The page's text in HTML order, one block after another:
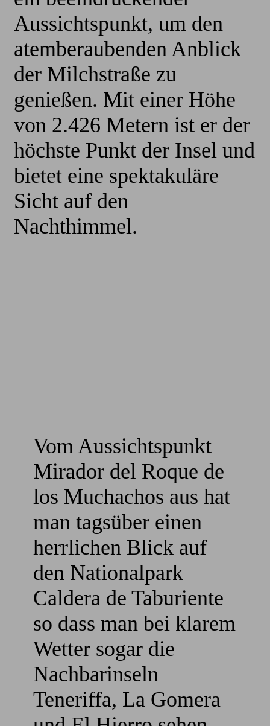
Aussichtspunkt, um den
atemberaubenden Anblick
der Milchstraße zu
genießen. Mit einer Höhe
von 2.426 Metern ist er der
höchste Punkt der Insel und
bietet eine spektakuläre
Sicht auf den
Nachthimmel.
Vom Aussichtspunkt
Mirador del Roque de
los Muchachos aus hat
man tagsüber einen
herrlichen Blick auf
den Nationalpark
Caldera de Taburiente
so dass man bei klarem
Wetter sogar die
Nachbarinseln
Teneriffa, La Gomera